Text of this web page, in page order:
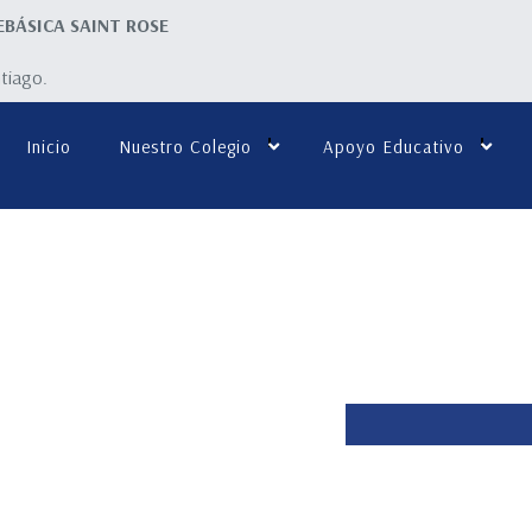
SAINT ROSE
Inicio Nuestro Colegio Apoyo Educativo